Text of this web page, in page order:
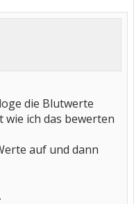
die Blutwerte
wie ich das bewerten
auf und dann